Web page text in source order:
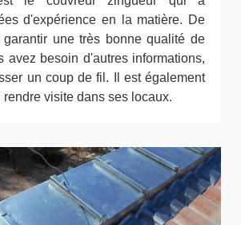
d'expérience en la matière. De
une très bonne qualité de
avez besoin d'autres informations,
un coup de fil. Il est également
visite dans ses locaux.